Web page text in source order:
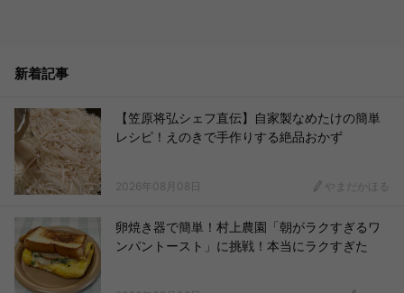
新着記事
【笠原将弘シェフ直伝】自家製なめたけの簡単
レシピ！えのきで手作りする絶品おかず
2026年08月08日 やまだかほる
卵焼き器で簡単！村上農園「朝がラクすぎるワ
ンパントースト」に挑戦！本当にラクすぎた